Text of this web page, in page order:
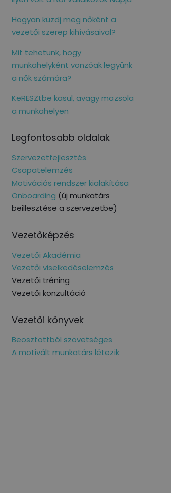
Hogyan küzdj meg nőként a
vezetői szerep kihívásaival?
Mit tehetünk, hogy
munkahelyként vonzóak legyünk
a nők számára?
KeRESZtbe kasul, avagy mazsola
a munkahelyen
Legfontosabb oldalak
Szervezetfejlesztés
Csapatelemzés
Motivációs rendszer kialakítása
Onboarding (új munkatárs
beillesztése a szervezetbe)
Vezetőképzés
Vezetői Akadémia
Vezetői viselkedéselemzés
Vezetői tréning
Vezetői konzultáció
Vezetői könyvek
Beosztottból szövetséges
A motivált munkatárs létezik